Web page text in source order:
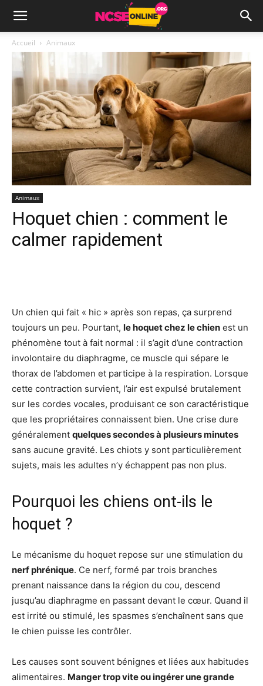
Accueil Animaux
Animaux
Hoquet chien : comment le
calmer rapidement
Un chien qui fait « hic » après son repas, ça surprend
toujours un peu. Pourtant, le hoquet chez le chien est un
phénomène tout à fait normal : il s’agit d’une contraction
involontaire du diaphragme, ce muscle qui sépare le
thorax de l’abdomen et participe à la respiration. Lorsque
cette contraction survient, l’air est expulsé brutalement
sur les cordes vocales, produisant ce son caractéristique
que les propriétaires connaissent bien. Une crise dure
généralement quelques secondes à plusieurs minutes
sans aucune gravité. Les chiots y sont particulièrement
sujets, mais les adultes n’y échappent pas non plus.
Pourquoi les chiens ont-ils le
hoquet ?
Le mécanisme du hoquet repose sur une stimulation du
nerf phrénique. Ce nerf, formé par trois branches
prenant naissance dans la région du cou, descend
jusqu’au diaphragme en passant devant le cœur. Quand il
est irrité ou stimulé, les spasmes s’enchaînent sans que
le chien puisse les contrôler.
Les causes sont souvent bénignes et liées aux habitudes
alimentaires. Manger trop vite ou ingérer une grande